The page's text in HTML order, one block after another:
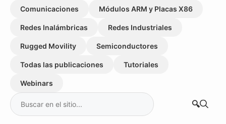
Comunicaciones Módulos ARM y Placas X86
Redes Inalámbricas Redes Industriales
Rugged Movility Semiconductores
Todas las publicaciones Tutoriales
Webinars
Buscar: